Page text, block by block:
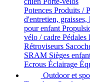
Potences Produits /
d'entretien, graisses,
pour enfant
vélo / cadre Pédales
Rétroviseurs
SRAM Sièges
Ecrous Éclairage
Outdoor et